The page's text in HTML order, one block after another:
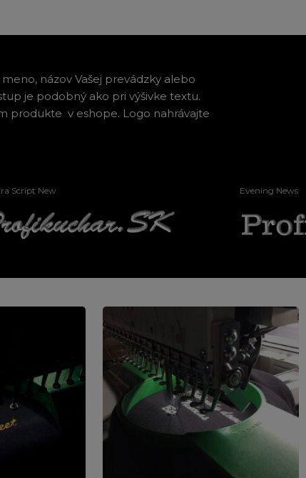
názov Vašej prevádzky alebo
je podobný ako pri výšivke textu.
produkte v eshope. Logo nahrávajte
Script New Evening News